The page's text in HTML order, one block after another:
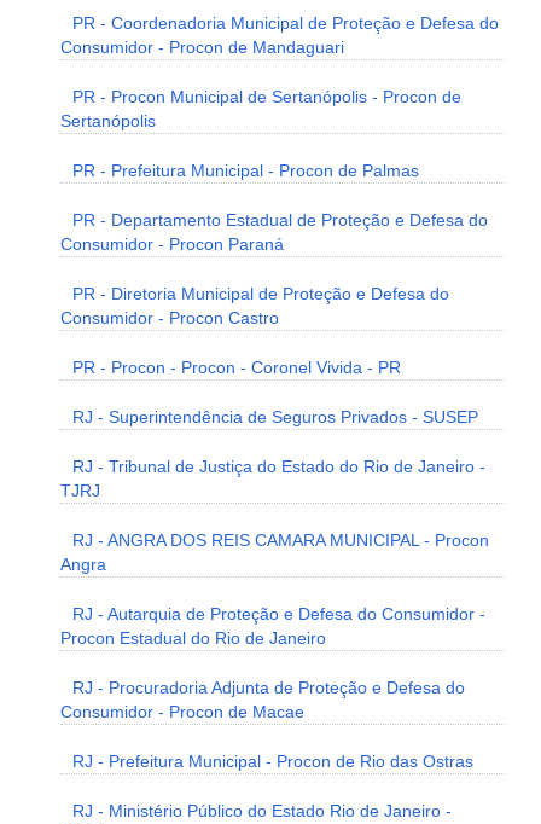
PR - Coordenadoria Municipal de Proteção e Defesa do
Consumidor - Procon de Mandaguari
PR - Procon Municipal de Sertanópolis - Procon de
Sertanópolis
PR - Prefeitura Municipal - Procon de Palmas
PR - Departamento Estadual de Proteção e Defesa do
Consumidor - Procon Paraná
PR - Diretoria Municipal de Proteção e Defesa do
Consumidor - Procon Castro
PR - Procon - Procon - Coronel Vivida - PR
RJ - Superintendência de Seguros Privados - SUSEP
RJ - Tribunal de Justiça do Estado do Rio de Janeiro -
TJRJ
RJ - ANGRA DOS REIS CAMARA MUNICIPAL - Procon
Angra
RJ - Autarquia de Proteção e Defesa do Consumidor -
Procon Estadual do Rio de Janeiro
RJ - Procuradoria Adjunta de Proteção e Defesa do
Consumidor - Procon de Macae
RJ - Prefeitura Municipal - Procon de Rio das Ostras
RJ - Ministério Público do Estado Rio de Janeiro -